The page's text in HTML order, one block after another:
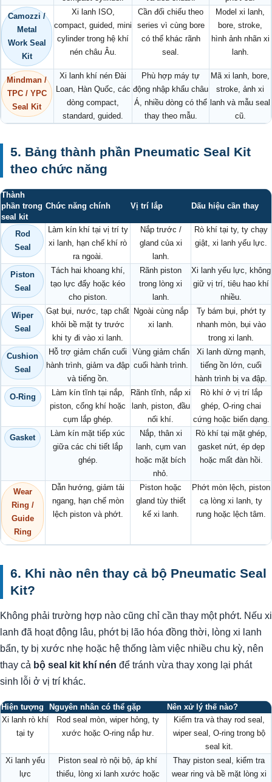
Camozzi /
Metal
Work Seal
Kit
Xi lanh ISO,
compact, guided, mini
cylinder trong hệ khí
nén châu Âu.
Cần đối chiếu theo
series vì cùng bore
có thể khác rãnh
seal.
Model xi lanh,
bore, stroke,
hình ảnh nhãn xi
lanh.
Mindman /
TPC / YPC
Seal Kit
Xi lanh khí nén Đài
Loan, Hàn Quốc, các
dòng compact,
standard, guided.
Phù hợp máy tự
động nhập khẩu châu
Á, nhiều dòng có thể
thay theo mẫu.
Mã xi lanh, bore,
stroke, ảnh xi
lanh và mẫu seal
cũ.
5. Bảng thành phần Pneumatic Seal Kit
theo chức năng
Thành
phần trong
seal kit
Chức năng chính Vị trí lắp Dấu hiệu cần thay
Rod
Seal
Làm kín khí tại vị trí ty
xi lanh, hạn chế khí rò
ra ngoài.
Nắp trước /
gland của xi
lanh.
Rò khí tại ty, ty chạy
giật, xi lanh yếu lực.
Piston
Seal
Tách hai khoang khí,
tạo lực đẩy hoặc kéo
cho piston.
Rãnh piston
trong lòng xi
lanh.
Xi lanh yếu lực, không
giữ vị trí, tiêu hao khí
nhiều.
Wiper
Seal
Gạt bụi, nước, tạp chất
khỏi bề mặt ty trước
khi ty đi vào xi lanh.
Ngoài cùng nắp
xi lanh.
Ty bám bụi, phớt ty
nhanh mòn, bụi vào
trong xi lanh.
Cushion
Seal
Hỗ trợ giảm chấn cuối
hành trình, giảm va đập
và tiếng ồn.
Vùng giảm chấn
cuối hành trình.
Xi lanh dừng mạnh,
tiếng ồn lớn, cuối
hành trình bị va đập.
O-Ring
Làm kín tĩnh tại nắp,
piston, cổng khí hoặc
cụm lắp ghép.
Rãnh tĩnh, nắp xi
lanh, piston, đầu
nối khí.
Rò khí ở vị trí lắp
ghép, O-ring chai
cứng hoặc biến dạng.
Gasket
Làm kín mặt tiếp xúc
giữa các chi tiết lắp
ghép.
Nắp, thân xi
lanh, cụm van
hoặc mặt bích
nhỏ.
Rò khí tại mặt ghép,
gasket nứt, ép dẹp
hoặc mất đàn hồi.
Wear
Ring /
Guide
Ring
Dẫn hướng, giảm tải
ngang, hạn chế mòn
lệch piston và phớt.
Piston hoặc
gland tùy thiết
kế xi lanh.
Phớt mòn lệch, piston
cạ lòng xi lanh, ty
rung hoặc lệch tâm.
6. Khi nào nên thay cả bộ Pneumatic Seal
Kit?
Không phải trường hợp nào cũng chỉ cần thay một phớt. Nếu xi
lanh đã hoạt động lâu, phớt bị lão hóa đồng thời, lòng xi lanh
bẩn, ty bị xước nhẹ hoặc hệ thống làm việc nhiều chu kỳ, nên
thay cả bộ seal kit khí nén để tránh vừa thay xong lại phát
sinh lỗi ở vị trí khác.
Hiện tượng Nguyên nhân có thể gặp
Nên xử lý thế nào?
Xi lanh rò khí
tại ty
Rod seal mòn, wiper hỏng, ty
xước hoặc O-ring nắp hư.
Kiểm tra và thay rod seal,
wiper seal, O-ring trong bộ
seal kit.
Xi lanh yếu
lực
Piston seal rò nội bộ, áp khí
thiếu, lòng xi lanh xước hoặc
Thay piston seal, kiểm tra
wear ring và bề mặt lòng xi